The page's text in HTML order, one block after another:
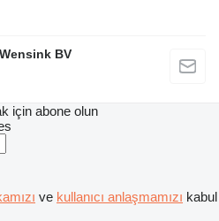
BV
için abone olun
ve kullanıcı anlaşmamızı kabul